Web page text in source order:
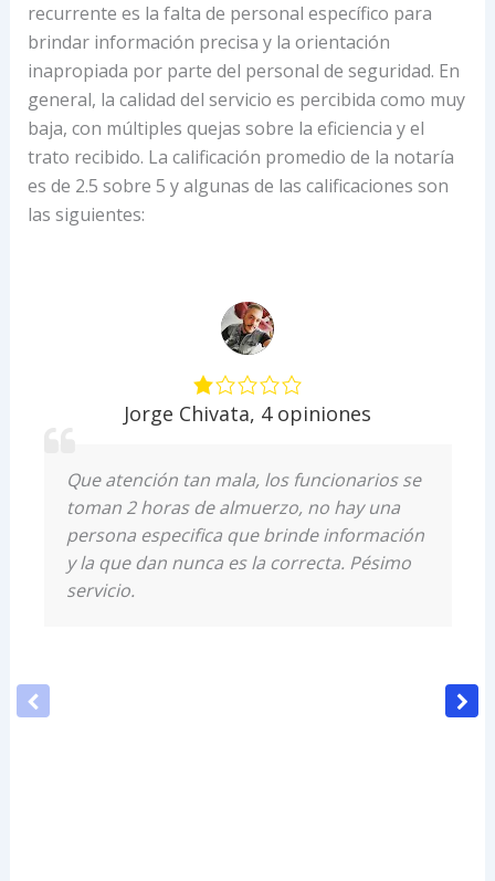
recurrente es la falta de personal específico para
brindar información precisa y la orientación
inapropiada por parte del personal de seguridad. En
general, la calidad del servicio es percibida como muy
baja, con múltiples quejas sobre la eficiencia y el
trato recibido. La calificación promedio de la notaría
es de 2.5 sobre 5 y algunas de las calificaciones son
las siguientes:
Jorge Chivata, 4 opiniones
Que atención tan mala, los funcionarios se
toman 2 horas de almuerzo, no hay una
persona especifica que brinde información
y la que dan nunca es la correcta. Pésimo
servicio.